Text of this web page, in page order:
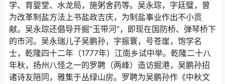
学、育婴堂、水龙局，施粥舍药等。吴永琮，字廷璧，曾
为改革制盐方法上书盐政吉庆，为制盐事业作出不小贡
献。吴永琮还倡导开掘“玉带河”，即现在国防桥、弹琴桥下
的市河。吴永瑞儿子吴鹏孙，字振寰，号苍崖，饱学名
士，乾隆四十二年（1777年）江南乡试中举。乾隆二十八
年秋，扬州八怪之一的罗聘（两峰）造访掘港，吴鹏孙招
诸诗友陪同，雅集于丛绿山房。罗聘为吴鹏孙作《中秋文